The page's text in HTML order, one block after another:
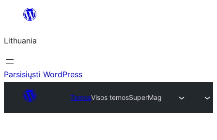
turinio
Lithuania
Parsisiųsti WordPress
TemosVisos temosSuperMag